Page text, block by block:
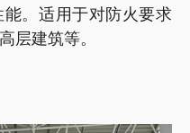
。适用于对防火要求
层建筑等。